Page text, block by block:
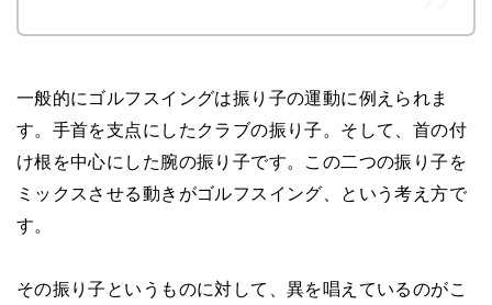
一般的にゴルフスイングは振り子の運動に例えられま
す。手首を支点にしたクラブの振り子。そして、首の付
け根を中心にした腕の振り子です。この二つの振り子を
ミックスさせる動きがゴルフスイング、という考え方で
す。
その振り子というものに対して、異を唱えているのがこ